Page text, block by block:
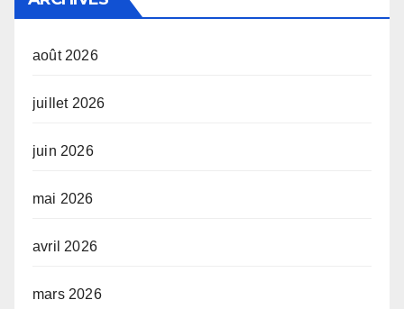
août 2026
juillet 2026
juin 2026
mai 2026
avril 2026
mars 2026